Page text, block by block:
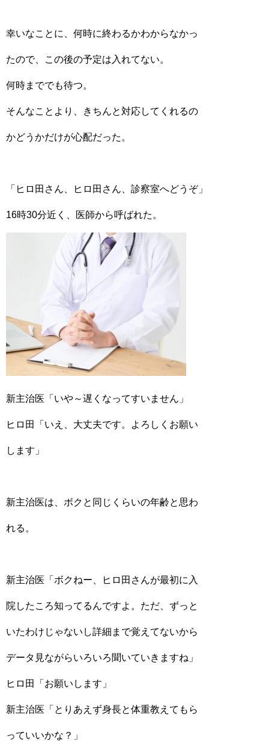
幸いなことに、何時に終わるかわからなかっ
たので、この後の予定は入れてない。
何時まででも待つ。
そんなことより、きちんと対応してくれるの
かどうかだけが心配だった。
「ヒロ田さん、ヒロ田さん、診察室へどうぞ」
16時30分近く、医師から呼ばれた。
新主治医「いや～遅くなってすいません」
ヒロ田「いえ、大丈夫です。よろしくお願い
します」
新主治医は、ボクと同じくらいの年齢と思わ
れる。
新主治医「ボクねー、ヒロ田さんが最初に入
院したころ知ってるんですよ。ただ、ずっと
いたわけじゃないし詳細まで覚えてないから
データ見ながらいろいろ聞いていきますね」
ヒロ田「お願いします」
新主治医「とりあえず身長と体重教えてもら
っていいかな？」